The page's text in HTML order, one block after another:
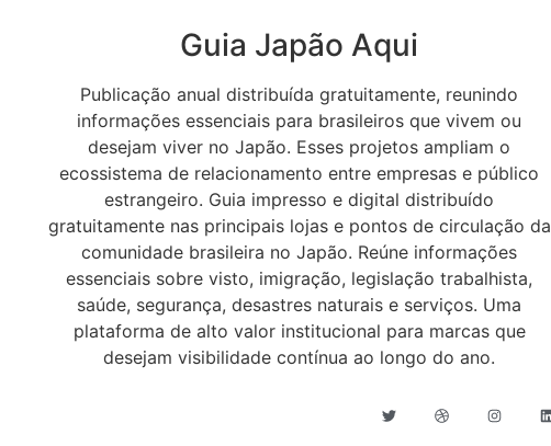
Guia Japão Aqui
Publicação anual distribuída gratuitamente, reunindo
informações essenciais para brasileiros que vivem ou
desejam viver no Japão. Esses projetos ampliam o
ecossistema de relacionamento entre empresas e público
estrangeiro. Guia impresso e digital distribuído
gratuitamente nas principais lojas e pontos de circulação da
comunidade brasileira no Japão. Reúne informações
essenciais sobre visto, imigração, legislação trabalhista,
saúde, segurança, desastres naturais e serviços. Uma
plataforma de alto valor institucional para marcas que
desejam visibilidade contínua ao longo do ano.